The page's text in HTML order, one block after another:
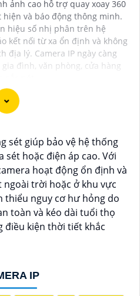
ảnh cao hỗ trợ quay xoay 360
và báo động thông minh.
hiệu số nhị phân trên hệ
kết nối từ xa ổn định và không
địa lý. Camera IP ngày càng
đình, văn phòng, cửa hàng
cho việc lắp đặt Camera
tin cậyhình ảnh sắt nét:
phù hợp**: Xác định vị
điểm phù hợp, nơi không
sát rộng.
Chọn camera IP có
1080p để Hoàn toàn tin cậy
sét giúp bảo vệ hệ thống
sét hoặc điện áp cao. Với
hoạt động ổn định và
ngoài trời hoặc ở khu vực
thiểu nguy cơ hư hỏng do
toàn và kéo dài tuổi thọ
điều kiện thời tiết khắc
IP